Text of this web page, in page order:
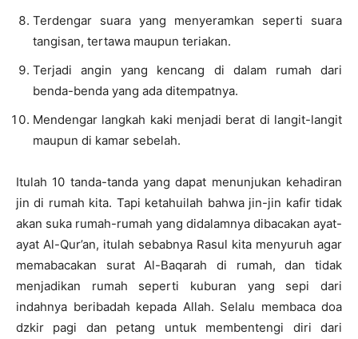
Terdengar suara yang menyeramkan seperti suara
tangisan, tertawa maupun teriakan.
Terjadi angin yang kencang di dalam rumah dari
benda-benda yang ada ditempatnya.
Mendengar langkah kaki menjadi berat di langit-langit
maupun di kamar sebelah.
Itulah 10 tanda-tanda yang dapat menunjukan kehadiran
jin di rumah kita. Tapi ketahuilah bahwa jin-jin kafir tidak
akan suka rumah-rumah yang didalamnya dibacakan ayat-
ayat Al-Qur’an, itulah sebabnya Rasul kita menyuruh agar
memabacakan surat Al-Baqarah di rumah, dan tidak
menjadikan rumah seperti kuburan yang sepi dari
indahnya beribadah kepada Allah. Selalu membaca doa
dzkir pagi dan petang untuk membentengi diri dari